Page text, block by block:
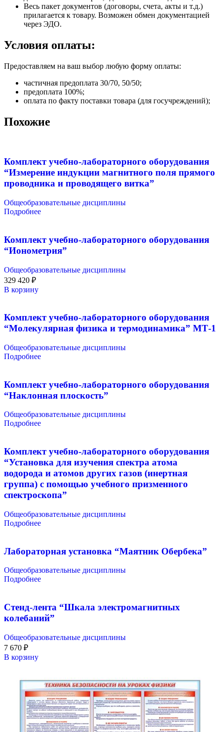
Весь пакет документов (договоры, счета, акты и т.д.)
прилагается к товару. Возможен обмен документацией
через ЭДО.
Условия оплаты:
Предоставляем на ваш выбор любую форму оплаты:
частичная предоплата 30/70, 50/50;
предоплата 100%;
оплата по факту поставки товара (для госучреждений);
Похожие
Комплект учебно-лабораторного оборудования
“Измерение индукции магнитного поля прямого
проводника и проводящего витка”
Общеобразовательные дисциплины
Подробнее
Комплект учебно-лабораторного оборудования
“Ионометрия”
Общеобразовательные дисциплины
329 420 ₽
В корзину
Комплект учебно-лабораторного оборудования
“Молекулярная физика и термодинамика” МТ-1
Общеобразовательные дисциплины
Подробнее
Комплект учебно-лабораторного оборудования
“Наклонная плоскость”
Общеобразовательные дисциплины
Подробнее
Комплект учебно-лабораторного оборудования
“Установка для изучения спектра атома
водорода и атомов других газов (инертная
группа) с помощью учебного призменного
спектроскопа”
Общеобразовательные дисциплины
Подробнее
Лабораторная установка “Маятник Обербека”
Общеобразовательные дисциплины
Подробнее
Стенд-лента “Шкала электромагнитных
колебаний”
Общеобразовательные дисциплины
7 670 ₽
В корзину